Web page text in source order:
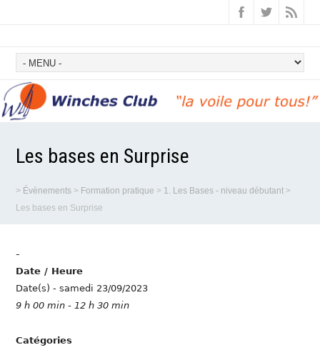
Les bases en Surprise
> Évènements > Formation pratique > 1. Les Bases - niveau débutant >
Les bases en Surprise
-
Date / Heure
Date(s) - samedi 23/09/2023
9 h 00 min - 12 h 30 min
Catégories